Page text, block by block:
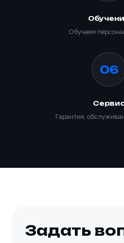
Обучаем
06
Гарантия,
Задать